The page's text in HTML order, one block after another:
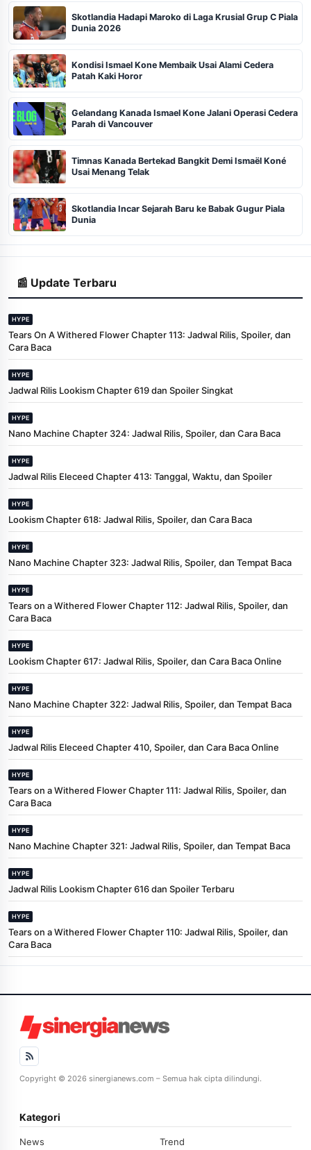
Skotlandia Hadapi Maroko di Laga Krusial Grup C Piala
Dunia 2026
Kondisi Ismael Kone Membaik Usai Alami Cedera
Patah Kaki Horor
Gelandang Kanada Ismael Kone Jalani Operasi Cedera
Parah di Vancouver
Timnas Kanada Bertekad Bangkit Demi Ismaël Koné
Usai Menang Telak
Skotlandia Incar Sejarah Baru ke Babak Gugur Piala
Dunia
📰 Update Terbaru
HYPE
Tears On A Withered Flower Chapter 113: Jadwal Rilis, Spoiler, dan
Cara Baca
HYPE
Jadwal Rilis Lookism Chapter 619 dan Spoiler Singkat
HYPE
Nano Machine Chapter 324: Jadwal Rilis, Spoiler, dan Cara Baca
HYPE
Jadwal Rilis Eleceed Chapter 413: Tanggal, Waktu, dan Spoiler
HYPE
Lookism Chapter 618: Jadwal Rilis, Spoiler, dan Cara Baca
HYPE
Nano Machine Chapter 323: Jadwal Rilis, Spoiler, dan Tempat Baca
HYPE
Tears on a Withered Flower Chapter 112: Jadwal Rilis, Spoiler, dan
Cara Baca
HYPE
Lookism Chapter 617: Jadwal Rilis, Spoiler, dan Cara Baca Online
HYPE
Nano Machine Chapter 322: Jadwal Rilis, Spoiler, dan Tempat Baca
HYPE
Jadwal Rilis Eleceed Chapter 410, Spoiler, dan Cara Baca Online
HYPE
Tears on a Withered Flower Chapter 111: Jadwal Rilis, Spoiler, dan
Cara Baca
HYPE
Nano Machine Chapter 321: Jadwal Rilis, Spoiler, dan Tempat Baca
HYPE
Jadwal Rilis Lookism Chapter 616 dan Spoiler Terbaru
HYPE
Tears on a Withered Flower Chapter 110: Jadwal Rilis, Spoiler, dan
Cara Baca
Copyright © 2026 sinergianews.com – Semua hak cipta dilindungi.
Kategori
News Trend